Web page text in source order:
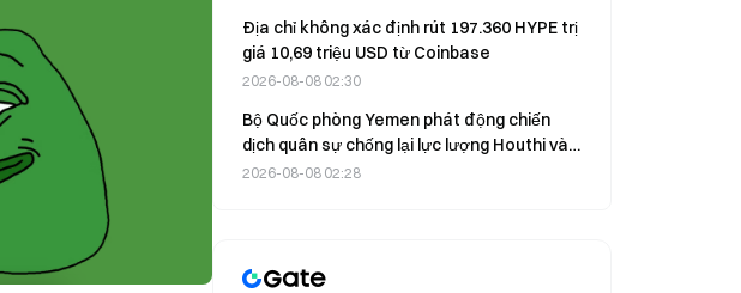
Địa chỉ không xác định rút 197.360 HYPE trị
giá 10,69 triệu USD từ Coinbase
2026-08-08 02:30
Bộ Quốc phòng Yemen phát động chiến
dịch quân sự chống lại lực lượng Houthi vào
ngày 8 tháng 8
2026-08-08 02:28